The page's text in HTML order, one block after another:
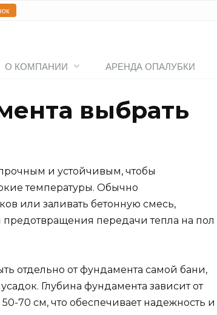
О КОМПАНИИ АРЕНДА ОПАЛУБКИ
выбрать
и устойчивым, чтобы
температуры. Обычно
или заливать бетонную смесь,
передачи тепла на пол
отдельно от фундамента самой бани,
Глубина фундамента зависит от
70 см, что обеспечивает надежность и